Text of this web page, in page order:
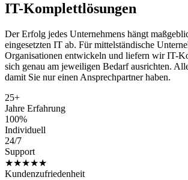
IT-Komplettlösungen
Der Erfolg jedes Unternehmens hängt
eingesetzten IT ab. Für mittelständische
Organisationen entwickeln und liefern wir IT-
sich genau am jeweiligen Bedarf ausrichten.
damit Sie nur einen Ansprechpartner haben.
25+
Jahre Erfahrung
100%
Individuell
24/7
Support
★★★★★
Kundenzufriedenheit